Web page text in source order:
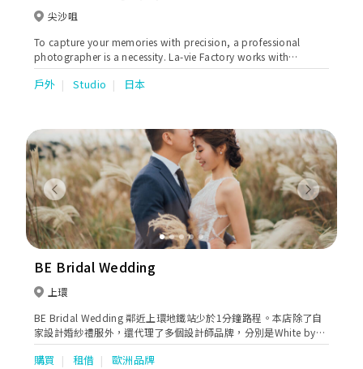
尖沙咀
To capture your memories with precision, a professional
photographer is a necessity. La-vie Factory works with
hundreds of photographers from around the world. Our
skillful and sensitive photographers open their hearts to
戶外 Studio 日本
Previous Next
BE Bridal Wedding
上環
BE Bridal Wedding 鄰近上環地鐵站少於1分鐘路程。本店除了自
家設計婚紗禮服外，還代理了多個設計師品牌，分別是White by
Vera wang, ElSYEE, Lanesta, Armonia, Cizzy Bridal 來自美國，
意大利，烏克蘭，澳洲等品牌設計師婚紗。本店所有package可以
購買 租借 歐洲品牌